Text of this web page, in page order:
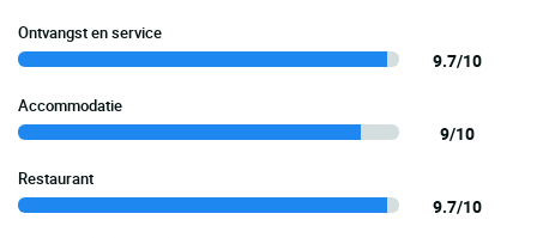
Ontvangst en service
9.7/10
Accommodatie
9/10
Restaurant
9.7/10